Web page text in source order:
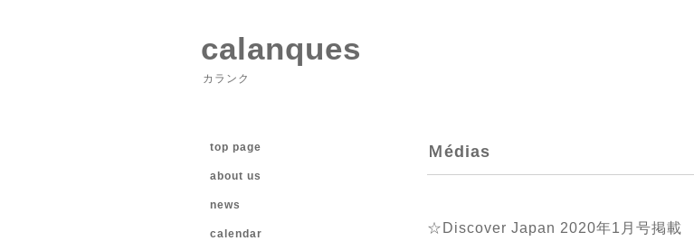
calanques
カランク
Ｍédias
☆Discover Japan 2020年1月号掲載
top page
about us
news
calendar